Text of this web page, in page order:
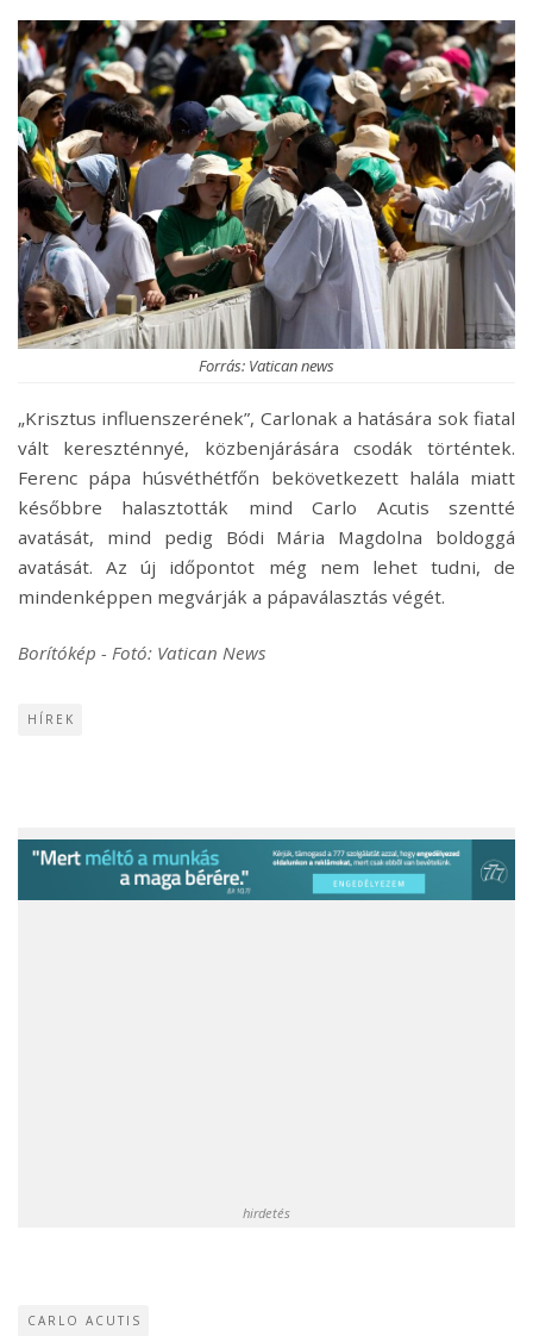
Forrás: Vatican news
„Krisztus influenszerének”, Carlonak a hatására sok fiatal
vált kereszténnyé, közbenjárására csodák történtek.
Ferenc pápa húsvéthétfőn bekövetkezett halála miatt
későbbre halasztották mind Carlo Acutis szentté
avatását, mind pedig Bódi Mária Magdolna boldoggá
avatását. Az új időpontot még nem lehet tudni, de
mindenképpen megvárják a pápaválasztás végét.
Borítókép - Fotó: Vatican News
HÍREK
hirdetés
CARLO ACUTIS